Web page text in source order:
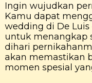
Ingin wujudkan
Kamu dapat
wedding di De
untuk menangkap
dihari
akan memastikan
momen spesial